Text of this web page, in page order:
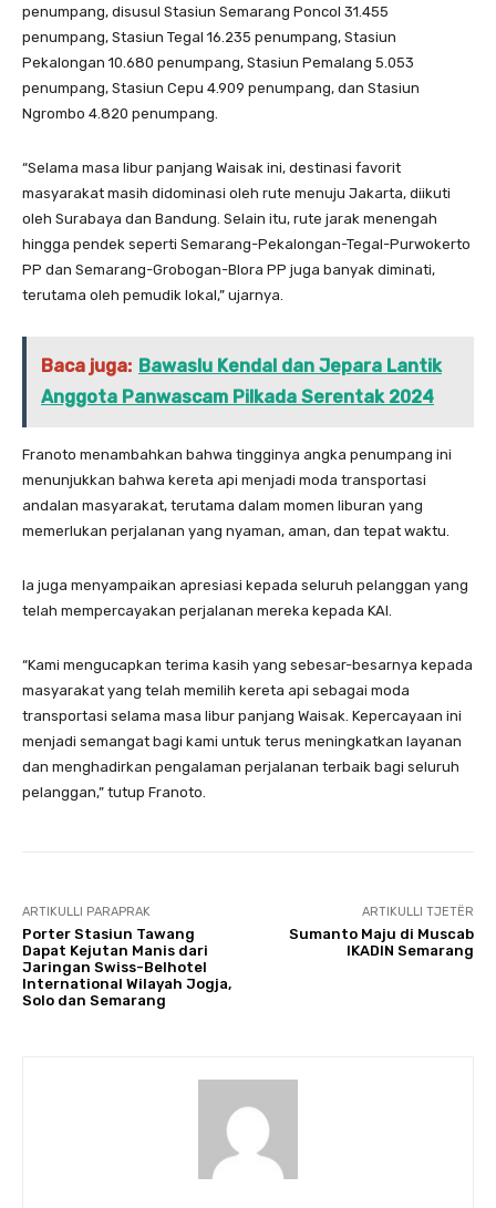
penumpang, disusul Stasiun Semarang Poncol 31.455
penumpang, Stasiun Tegal 16.235 penumpang, Stasiun
Pekalongan 10.680 penumpang, Stasiun Pemalang 5.053
penumpang, Stasiun Cepu 4.909 penumpang, dan Stasiun
Ngrombo 4.820 penumpang.
“Selama masa libur panjang Waisak ini, destinasi favorit
masyarakat masih didominasi oleh rute menuju Jakarta, diikuti
oleh Surabaya dan Bandung. Selain itu, rute jarak menengah
hingga pendek seperti Semarang-Pekalongan-Tegal-Purwokerto
PP dan Semarang-Grobogan-Blora PP juga banyak diminati,
terutama oleh pemudik lokal,” ujarnya.
Baca juga: Bawaslu Kendal dan Jepara Lantik
Anggota Panwascam Pilkada Serentak 2024
Franoto menambahkan bahwa tingginya angka penumpang ini
menunjukkan bahwa kereta api menjadi moda transportasi
andalan masyarakat, terutama dalam momen liburan yang
memerlukan perjalanan yang nyaman, aman, dan tepat waktu.
Ia juga menyampaikan apresiasi kepada seluruh pelanggan yang
telah mempercayakan perjalanan mereka kepada KAI.
“Kami mengucapkan terima kasih yang sebesar-besarnya kepada
masyarakat yang telah memilih kereta api sebagai moda
transportasi selama masa libur panjang Waisak. Kepercayaan ini
menjadi semangat bagi kami untuk terus meningkatkan layanan
dan menghadirkan pengalaman perjalanan terbaik bagi seluruh
pelanggan,” tutup Franoto.
ARTIKULLI PARAPRAK
Porter Stasiun Tawang
Dapat Kejutan Manis dari
Jaringan Swiss-Belhotel
International Wilayah Jogja,
Solo dan Semarang
ARTIKULLI TJETËR
Sumanto Maju di Muscab
IKADIN Semarang